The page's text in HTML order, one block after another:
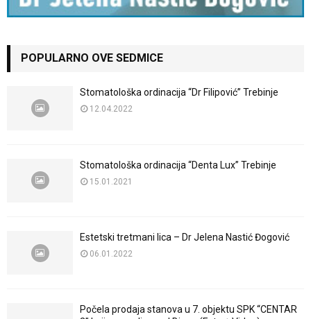
POPULARNO OVE SEDMICE
Stomatološka ordinacija “Dr Filipović” Trebinje
12.04.2022
Stomatološka ordinacija “Denta Lux” Trebinje
15.01.2021
Estetski tretmani lica – Dr Jelena Nastić Đogović
06.01.2022
Počela prodaja stanova u 7. objektu SPK “CENTAR